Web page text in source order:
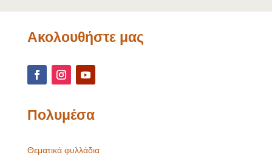
Ακολουθήστε μας
Πολυμέσα
Θεματικά φυλλάδια